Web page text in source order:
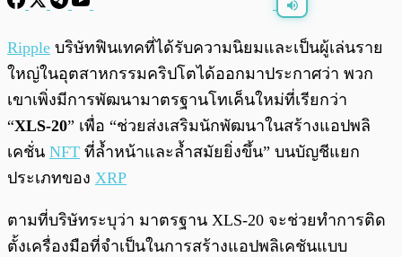
พร้อมเล่น 0:00/ 0:00
Ripple บริษัทฟินเทคที่ได้รับความนิยมและเป็นผู้เล่นราย
ใหญ่ในอุตสาหกรรมคริปโตได้ออกมาประกาศว่า พวก
เขาเพิ่งมีการพัฒนามาตรฐานโทเค็นใหม่ที่เรียกว่า
“XLS-20” เพื่อ “ช่วยส่งเสริมนักพัฒนาในสร้างแอปพลิ
เคชั่น NFT ที่ล้ำหน้าและล้ำสมัยยิ่งขึ้น” บนบัญชีแยก
ประเภทของ XRP
ตามที่บริษัทระบุว่า มาตรฐาน XLS-20 จะช่วยทำการติด
ตั้งเครื่องมือที่จำเป็นในการสร้างแอปพลิเคชันแบบ